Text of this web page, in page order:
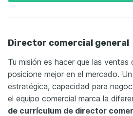
Director comercial general
Tu misión es hacer que las
posicione mejor en el mercado.
estratégica, capacidad para
el equipo comercial marca la
de currículum de director